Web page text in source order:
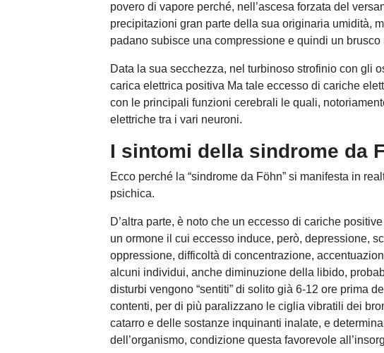
povero di vapore perché, nell’ascesa forzata del
precipitazioni gran parte della sua originaria umidità,
padano subisce una compressione e quindi un brusco
Data la sua secchezza, nel turbinoso strofinio con gli
carica elettrica positiva Ma tale eccesso di cariche
con le principali funzioni cerebrali le quali,
elettriche tra i vari neuroni.
I sintomi della sindrome da
Ecco perché la “sindrome da Föhn” si manifesta in
psichica.
D’altra parte, è noto che un eccesso di cariche
un ormone il cui eccesso induce, però, depressione,
oppressione, difficoltà di concentrazione,
alcuni individui, anche diminuzione della libido,
disturbi vengono “sentiti” di solito già 6-12 ore prima
contenti, per di più paralizzano le ciglia vibratili dei
catarro e delle sostanze inquinanti inalate, e
dell’organismo, condizione questa favorevole